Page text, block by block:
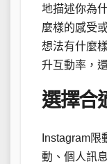
地描述你為
麼樣的感受
想法有什麼
升互動率，
選擇合
Instagram
動、個人訊